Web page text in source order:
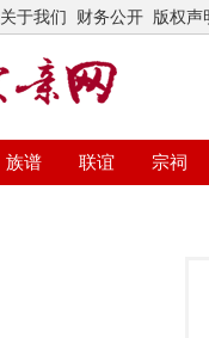
关于我们 财务公开 版权声
族谱 联谊 宗祠